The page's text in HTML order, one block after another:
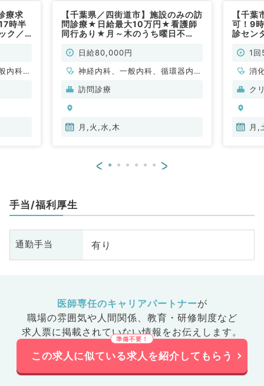
療求
時半
ク／
内科、
【千葉県／四街道市】施設のみの訪
問診療★日給最大10万円★看護師
同行あり★月～木のうち曜日不
／非常勤）
日給80,000円
神経内科、一般内科、循環器内
科、呼吸器内科、消化器内科、内
訪問診療
月,火,水,木
【千
可！9
診セン
募集
1
消
ク
月,
< >
手当/福利厚生
通勤手当 有り
医師専任のキャリアパートナーが
職場の雰囲気や人間関係、 教育・研修制度など
求人票に掲載されていない情報をお伝えします。
この求人に似ている求人を紹介してもらう